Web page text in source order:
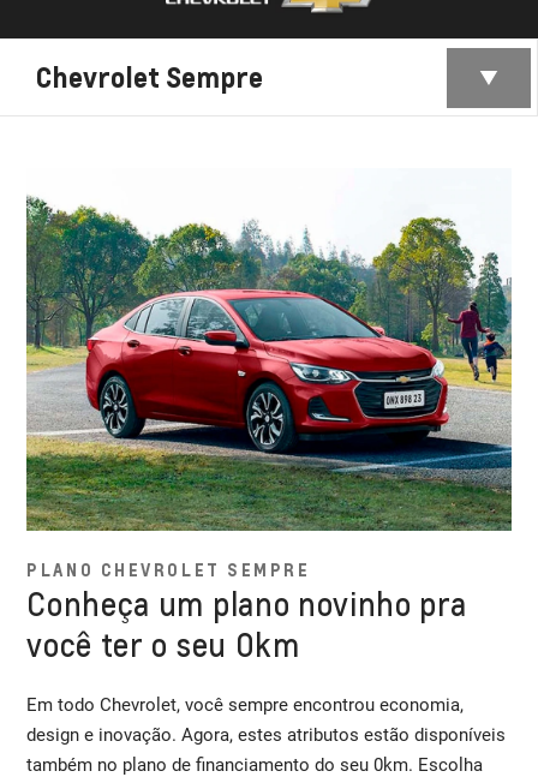
Chevrolet Sempre
PLANO CHEVROLET SEMPRE
Conheça um plano novinho pra
você ter o seu 0km
Em todo Chevrolet, você sempre encontrou economia,
design e inovação. Agora, estes atributos estão disponíveis
também no plano de financiamento do seu 0km. Escolha